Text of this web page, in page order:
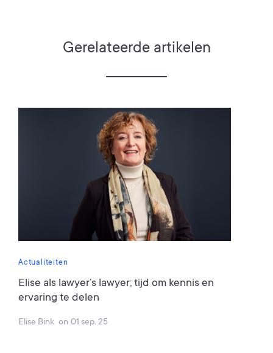
Gerelateerde artikelen
Actualiteiten
Elise als lawyer’s lawyer; tijd om kennis en
ervaring te delen
Elise Bink on 01 sep. 25